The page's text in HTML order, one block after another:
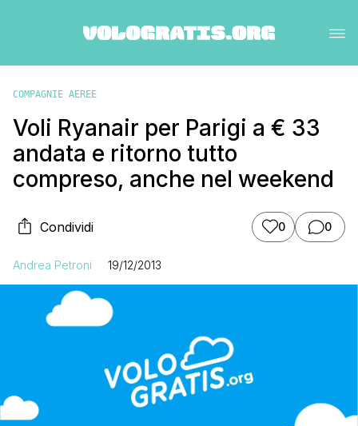
COMPAGNIE AEREE
Voli Ryanair per Parigi a € 33
andata e ritorno tutto
compreso, anche nel weekend
Condividi 0 0
Andrea Petroni 19/12/2013